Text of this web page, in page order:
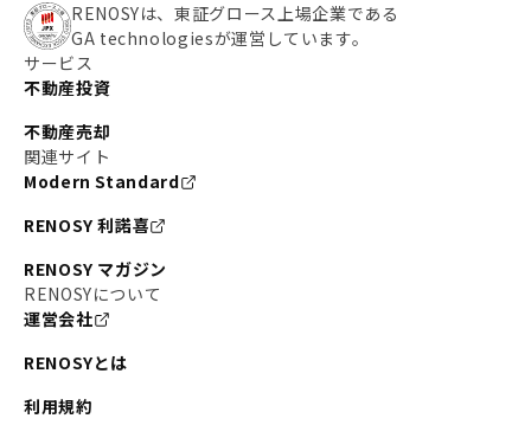
RENOSYは、東証グロース上場企業である
GA technologiesが運営しています。
サービス
不動産投資
不動産売却
関連サイト
Modern Standard
RENOSY 利諾喜
RENOSY マガジン
RENOSYについて
運営会社
RENOSYとは
利用規約